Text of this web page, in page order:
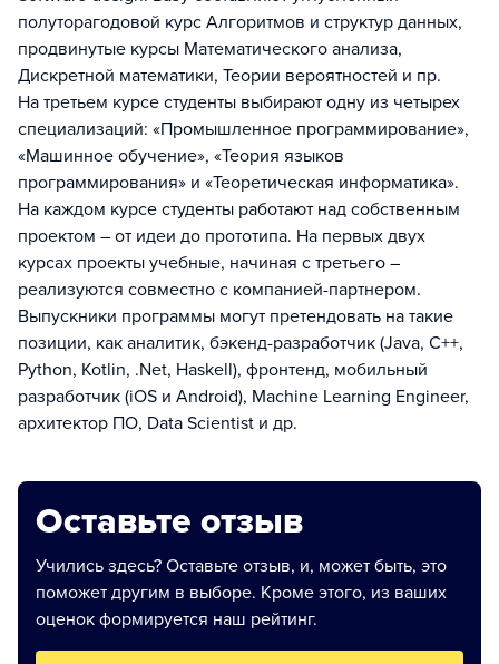
полуторагодовой курс Алгоритмов и структур данных,
продвинутые курсы Математического анализа,
Дискретной математики, Теории вероятностей и пр.
На третьем курсе студенты выбирают одну из четырех
специализаций: «Промышленное программирование»,
«Машинное обучение», «Теория языков
программирования» и «Теоретическая информатика».
На каждом курсе студенты работают над собственным
проектом – от идеи до прототипа. На первых двух
курсах проекты учебные, начиная с третьего –
реализуются совместно с компанией-партнером.
Выпускники программы могут претендовать на такие
позиции, как аналитик, бэкенд-разработчик (Java, C++,
Python, Kotlin, .Net, Haskell), фронтенд, мобильный
разработчик (iOS и Android), Machine Learning Engineer,
архитектор ПО, Data Scientist и др.
Оставьте отзыв
Учились здесь? Оставьте отзыв, и, может быть, это
поможет другим в выборе. Кроме этого, из ваших
оценок формируется наш рейтинг.